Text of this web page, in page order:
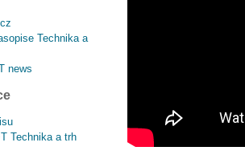
Technika a
news
Technika a trh